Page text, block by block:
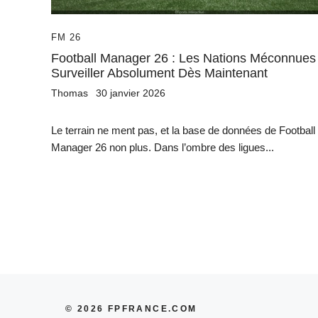
FM 26
Football Manager 26 : Les Nations
Surveiller Absolument Dès Maintenant
Thomas 30 janvier 2026
Le terrain ne ment pas, et la base de données de Football
Manager 26 non plus. Dans l’ombre des ligues...
© 2026 FPFRANCE.COM